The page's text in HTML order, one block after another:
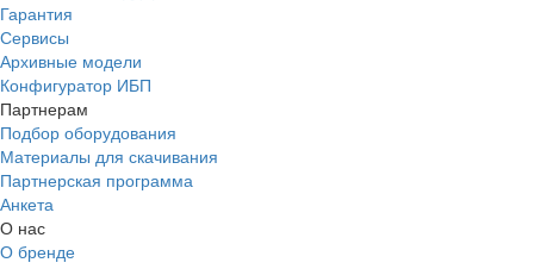
Гарантия
Сервисы
Архивные модели
Конфигуратор ИБП
Партнерам
Подбор оборудования
Материалы для скачивания
Партнерская программа
Анкета
О нас
О бренде